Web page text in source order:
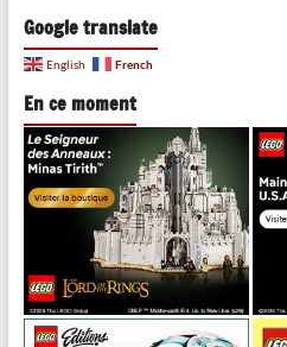
Google translate
English French
En ce moment